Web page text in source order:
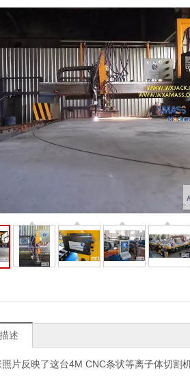
述
片反映了这台4M CNC条状等离子体切割